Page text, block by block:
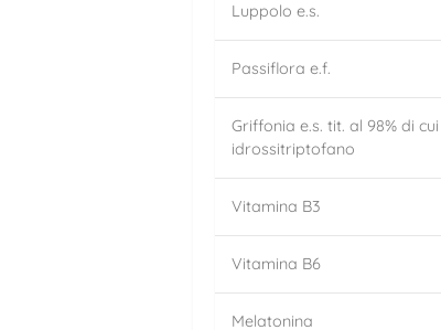
Luppolo e.s.
Passiflora e.f.
Griffonia e.s. tit. al 98% di
idrossitriptofano
Vitamina B3
Vitamina B6
Melatonina